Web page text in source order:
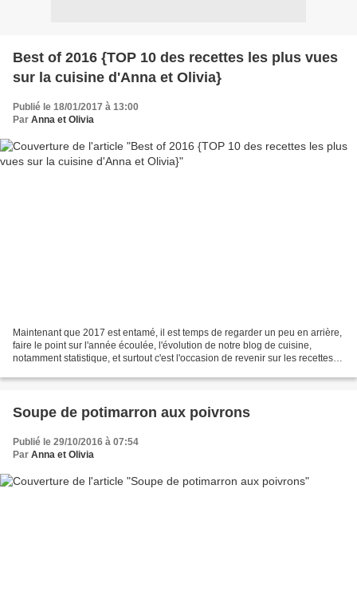
Best of 2016 {TOP 10 des recettes les plus vues
sur la cuisine d'Anna et Olivia}
Publié le 18/01/2017 à 13:00
Par Anna et Olivia
Maintenant que 2017 est entamé, il est temps de regarder un peu en arrière,
faire le point sur l'année écoulée, l'évolution de notre blog de cuisine,
notamment statistique, et surtout c'est l'occasion de revenir sur les recettes
Soupe de potimarron aux poivrons
Publié le 29/10/2016 à 07:54
Par Anna et Olivia